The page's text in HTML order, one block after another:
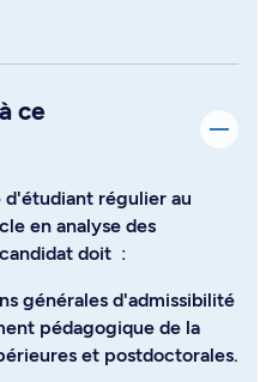
ce
d'étudiant régulier au
en analyse des
doit :
générales d'admissibilité
pédagogique de la
et postdoctorales.